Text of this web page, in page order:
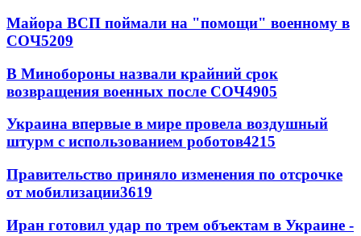
Майора ВСП поймали на "помощи" военному в
СОЧ5209
В Минобороны назвали крайний срок
возвращения военных после СОЧ4905
Украина впервые в мире провела воздушный
штурм с использованием роботов4215
Правительство приняло изменения по отсрочке
от мобилизации3619
Иран готовил удар по трем объектам в Украине -